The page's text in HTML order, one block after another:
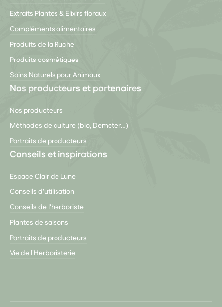
Extraits Plantes & Elixirs floraux
Compléments alimentaires
Produits de la Ruche
Produits cosmétiques
Soins Naturels pour Animaux
Nos producteurs et partenaires
Nos producteurs
Méthodes de culture (bio, Demeter…)
Portraits de producteurs
Conseils et inspirations
Espace Clair de Lune
Conseils d’utilisation
Conseils de l'herboriste
Plantes de saisons
Portraits de producteurs
Vie de l'Herboristerie